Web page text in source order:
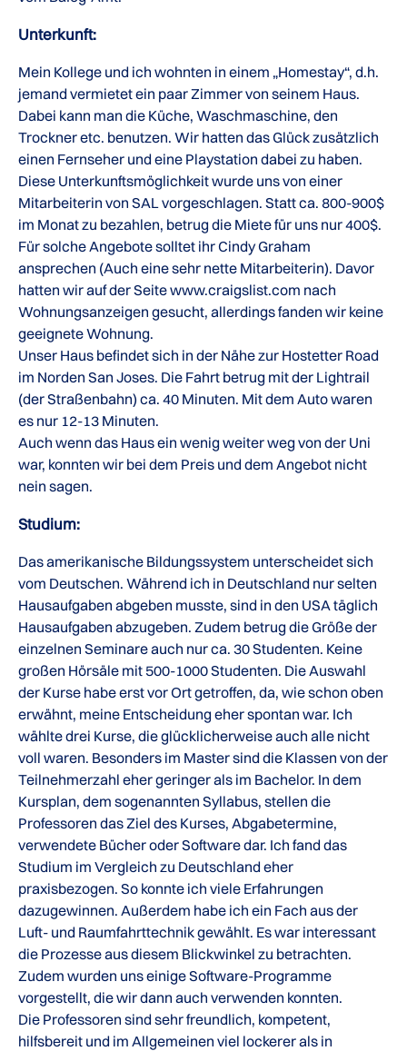
Unterkunft:
Mein Kollege und ich wohnten in einem „Homestay“, d.h.
jemand vermietet ein paar Zimmer von seinem Haus.
Dabei kann man die Küche, Waschmaschine, den
Trockner etc. benutzen. Wir hatten das Glück zusätzlich
einen Fernseher und eine Playstation dabei zu haben.
Diese Unterkunftsmöglichkeit wurde uns von einer
Mitarbeiterin von SAL vorgeschlagen. Statt ca. 800-900$
im Monat zu bezahlen, betrug die Miete für uns nur 400$.
Für solche Angebote solltet ihr Cindy Graham
ansprechen (Auch eine sehr nette Mitarbeiterin). Davor
hatten wir auf der Seite www.craigslist.com nach
Wohnungsanzeigen gesucht, allerdings fanden wir keine
geeignete Wohnung.
Unser Haus befindet sich in der Nähe zur Hostetter Road
im Norden San Joses. Die Fahrt betrug mit der Lightrail
(der Straßenbahn) ca. 40 Minuten. Mit dem Auto waren
es nur 12-13 Minuten.
Auch wenn das Haus ein wenig weiter weg von der Uni
war, konnten wir bei dem Preis und dem Angebot nicht
nein sagen.
Studium:
Das amerikanische Bildungssystem unterscheidet sich
vom Deutschen. Während ich in Deutschland nur selten
Hausaufgaben abgeben musste, sind in den USA täglich
Hausaufgaben abzugeben. Zudem betrug die Größe der
einzelnen Seminare auch nur ca. 30 Studenten. Keine
großen Hörsäle mit 500-1000 Studenten. Die Auswahl
der Kurse habe erst vor Ort getroffen, da, wie schon oben
erwähnt, meine Entscheidung eher spontan war. Ich
wählte drei Kurse, die glücklicherweise auch alle nicht
voll waren. Besonders im Master sind die Klassen von der
Teilnehmerzahl eher geringer als im Bachelor. In dem
Kursplan, dem sogenannten Syllabus, stellen die
Professoren das Ziel des Kurses, Abgabetermine,
verwendete Bücher oder Software dar. Ich fand das
Studium im Vergleich zu Deutschland eher
praxisbezogen. So konnte ich viele Erfahrungen
dazugewinnen. Außerdem habe ich ein Fach aus der
Luft- und Raumfahrttechnik gewählt. Es war interessant
die Prozesse aus diesem Blickwinkel zu betrachten.
Zudem wurden uns einige Software-Programme
vorgestellt, die wir dann auch verwenden konnten.
Die Professoren sind sehr freundlich, kompetent,
hilfsbereit und im Allgemeinen viel lockerer als in